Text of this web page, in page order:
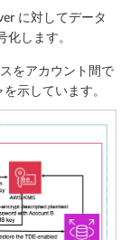
に対してデータ
します。
をアカウント間で
示しています。